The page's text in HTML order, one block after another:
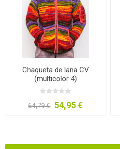
Chaqueta de lana CV
(multicolor 4)
64,79 € 54,95 €